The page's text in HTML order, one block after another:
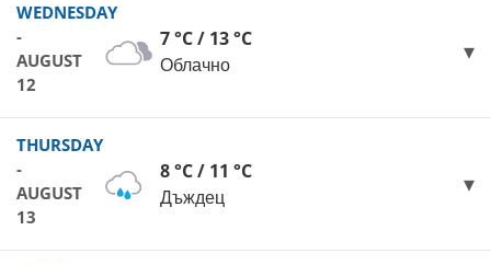
WEDNESDAY
-
AUGUST
12
7 °C / 13 °C
Облачно
THURSDAY
-
AUGUST
13
8 °C / 11 °C
Дъждец